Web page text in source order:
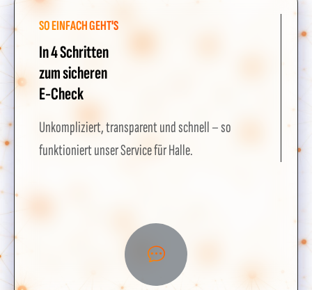
SO EINFACH GEHT'S
In 4 Schritten
zum sicheren
E-Check
Unkompliziert, transparent und schnell – so
funktioniert unser Service für Halle.